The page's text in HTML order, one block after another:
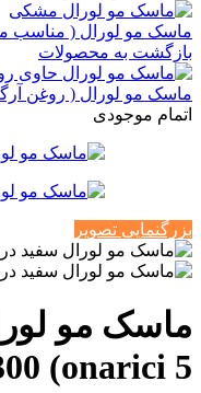
ماسک مو لورال ( مناسب
بازگشت به محصولات
ماسک مو لورال ( روغن
اتمام موجودی
بزرگنمایی تصویر
onarici 5) 300میل